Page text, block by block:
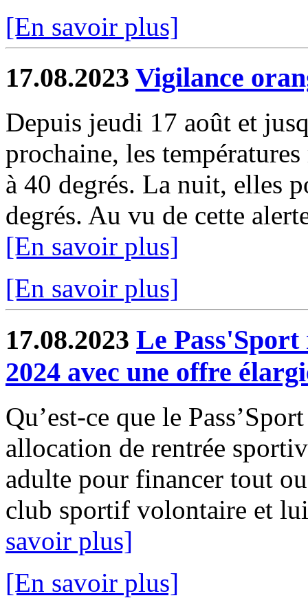
[En savoir plus]
17.08.2023 Vigilance
Depuis jeudi 17 août et
prochaine, les
à 40 degrés. La nuit, elles
degrés. Au vu de cette
[En savoir plus]
[En savoir plus]
17.08.2023 Le Pass'Sport
2024 avec une offre
Qu’est-ce que le
allocation de rentrée
adulte pour financer tout
club sportif volontaire et
savoir plus]
[En savoir plus]